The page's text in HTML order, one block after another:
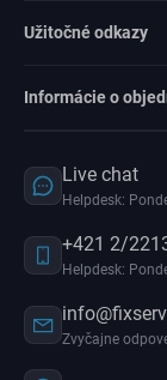
Užitočné odkazy
Informácie o
Live chat
Helpdesk:
+421 2/
Helpdesk:
Zvyčajne